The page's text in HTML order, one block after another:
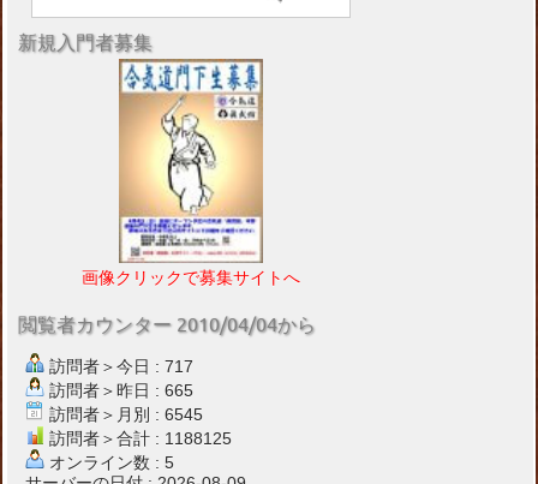
新規入門者募集
画像クリックで募集サイトへ
閲覧者カウンター 2010/04/04から
訪問者＞今日 : 717
訪問者＞昨日 : 665
訪問者＞月別 : 6545
訪問者＞合計 : 1188125
オンライン数 : 5